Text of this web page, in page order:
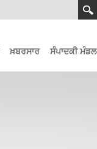
ਖ਼ਬਰਸਾਰ ਸੰਪਾਦਕੀ ਮੰਡਲ